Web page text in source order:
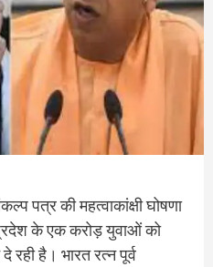
पत्र की महत्वाकांक्षी घोषणा
के एक करोड़ युवाओं को
है। भारत रत्न पूर्व